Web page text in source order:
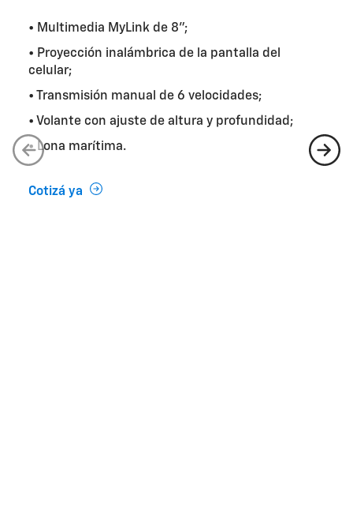
• Multimedia MyLink de 8";
• Proyección inalámbrica de la pantalla del
celular;
• Transmisión manual de 6 velocidades;
• Volante con ajuste de altura y profundidad;
• Lona marítima.
Cotizá ya